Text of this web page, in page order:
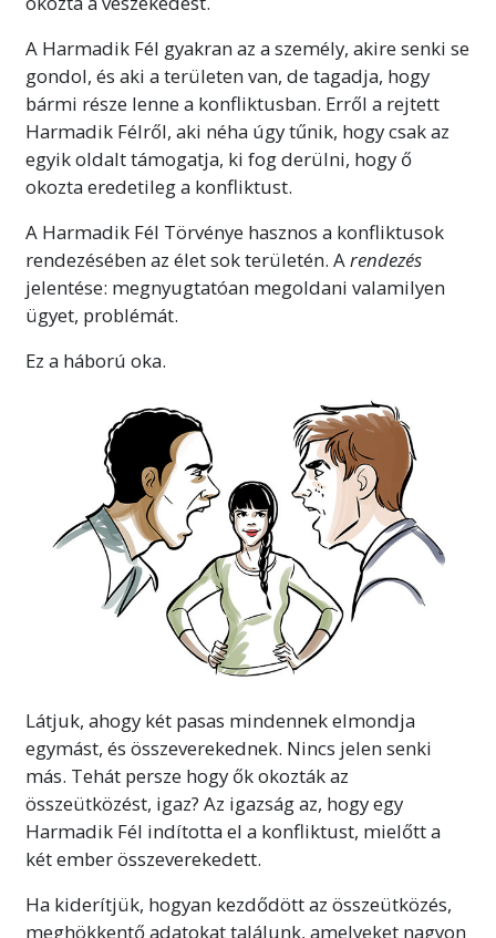
A Harmadik Fél gyakran az a személy, akire senki se
gondol, és aki a területen van, de tagadja, hogy
bármi része lenne a konfliktusban. Erről a rejtett
Harmadik Félről, aki néha úgy tűnik, hogy csak az
egyik oldalt támogatja, ki fog derülni, hogy ő
okozta eredetileg a konfliktust.
A Harmadik Fél Törvénye hasznos a konfliktusok
rendezésében az élet sok területén. A rendezés
jelentése: megnyugtatóan megoldani valamilyen
ügyet, problémát.
Ez a háború oka.
Látjuk, ahogy két pasas mindennek elmondja
egymást, és összeverekednek. Nincs jelen senki
más. Tehát persze hogy ők okozták az
összeütközést, igaz? Az igazság az, hogy egy
Harmadik Fél indította el a konfliktust, mielőtt a
két emberösszeverekedett.
Ha kiderítjük, hogyan kezdődött az összeütközés,
meghökkentő adatokat találunk, amelyeket nagyon